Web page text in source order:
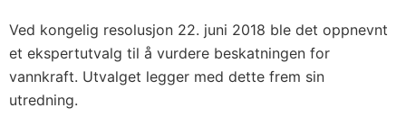
Ved kongelig resolusjon 22. juni 2018 ble det oppnevnt
et ekspertutvalg til å vurdere beskatningen for
vannkraft. Utvalget legger med dette frem sin
utredning.